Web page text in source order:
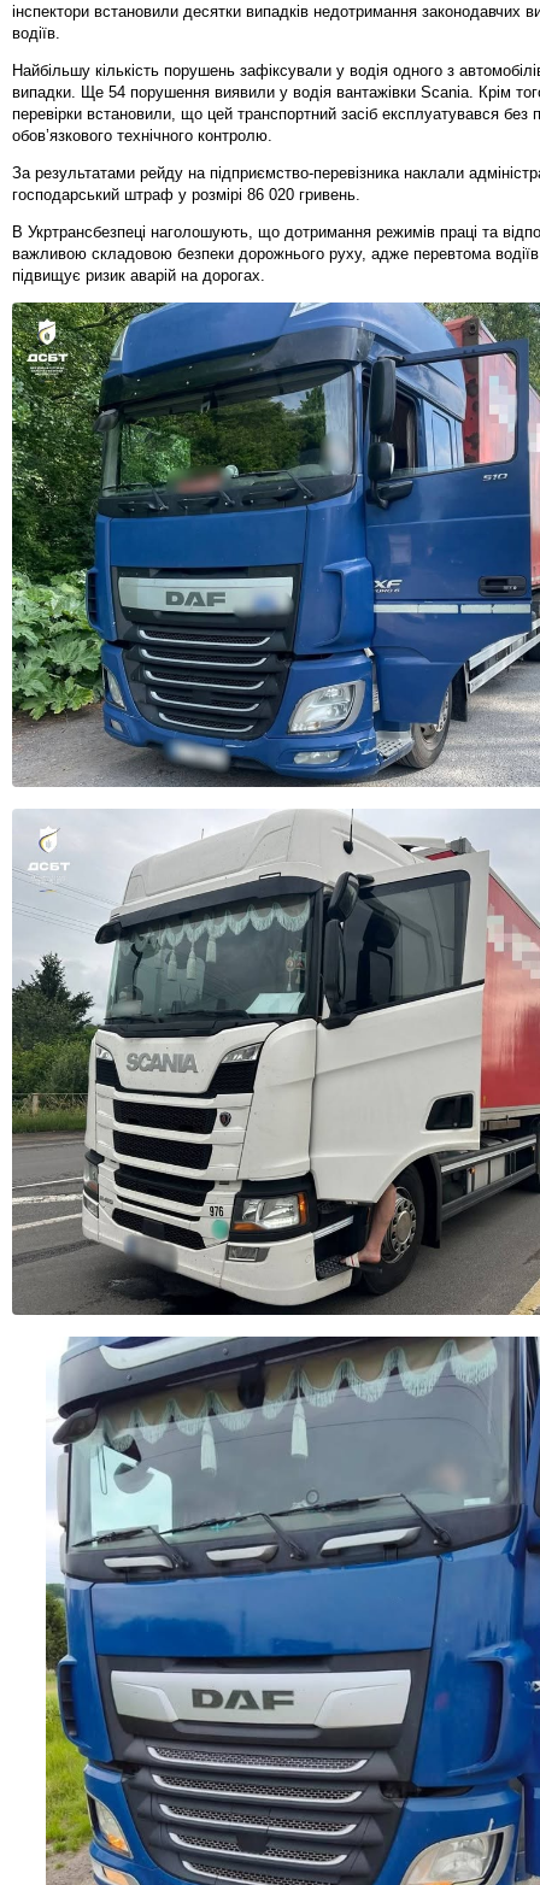
інспектори встановили десятки випадків недотримання законодавчих
водіїв.
Найбільшу кількість порушень зафіксували у водія одного з
випадки. Ще 54 порушення виявили у водія вантажівки Scania. Крім
перевірки встановили, що цей транспортний засіб експлуатувався без
обов’язкового технічного контролю.
За результатами рейду на підприємство-перевізника наклали
господарський штраф у розмірі 86 020 гривень.
В Укртрансбезпеці наголошують, що дотримання режимів праці та
важливою складовою безпеки дорожнього руху, адже перевтома
підвищує ризик аварій на дорогах.